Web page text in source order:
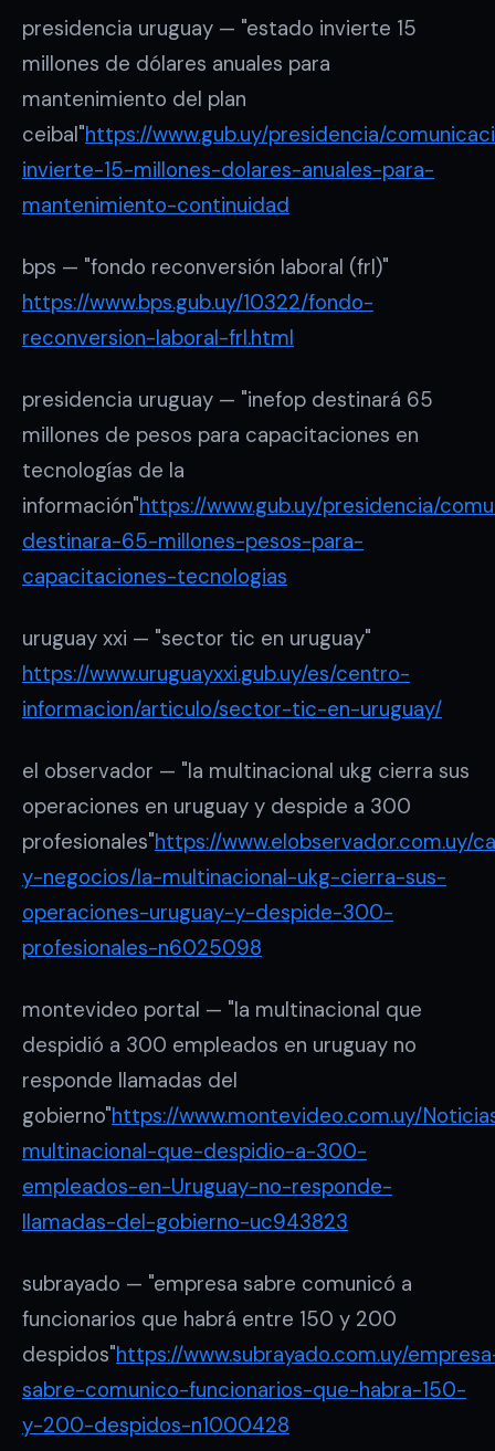
presidencia uruguay — "estado invierte 15
millones de dólares anuales para
mantenimiento del plan
ceibal"https://www.gub.uy/presidencia/
invierte-15-millones-dolares-anuales-para-
mantenimiento-continuidad
bps — "fondo reconversión laboral (frl)"
https://www.bps.gub.uy/10322/fondo-
reconversion-laboral-frl.html
presidencia uruguay — "inefop destinará 65
millones de pesos para capacitaciones en
tecnologías de la
información"https://www.gub.uy/presidencia/
destinara-65-millones-pesos-para-
capacitaciones-tecnologias
uruguay xxi — "sector tic en uruguay"
https://www.uruguayxxi.gub.uy/es/centro-
informacion/articulo/sector-tic-en-uruguay/
el observador — "la multinacional ukg cierra sus
operaciones en uruguay y despide a 300
profesionales"https://www.elobservador.com.uy/
y-negocios/la-multinacional-ukg-cierra-sus-
operaciones-uruguay-y-despide-300-
profesionales-n6025098
montevideo portal — "la multinacional que
despidió a 300 empleados en uruguay no
responde llamadas del
gobierno"https://www.montevideo.com.uy/
multinacional-que-despidio-a-300-
empleados-en-Uruguay-no-responde-
llamadas-del-gobierno-uc943823
subrayado — "empresa sabre comunicó a
funcionarios que habrá entre 150 y 200
despidos"https://www.subrayado.com.uy/
sabre-comunico-funcionarios-que-habra-150-
y-200-despidos-n1000428